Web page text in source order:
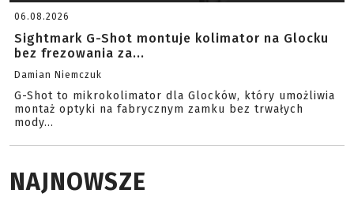
06.08.2026
Sightmark G-Shot montuje kolimator na Glocku
bez frezowania za...
Damian Niemczuk
G-Shot to mikrokolimator dla Glocków, który umożliwia
montaż optyki na fabrycznym zamku bez trwałych
mody...
NAJNOWSZE